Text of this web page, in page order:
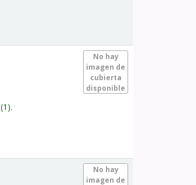
No hay
imagen de
cubierta
disponible
(1).
No hay
imagen de